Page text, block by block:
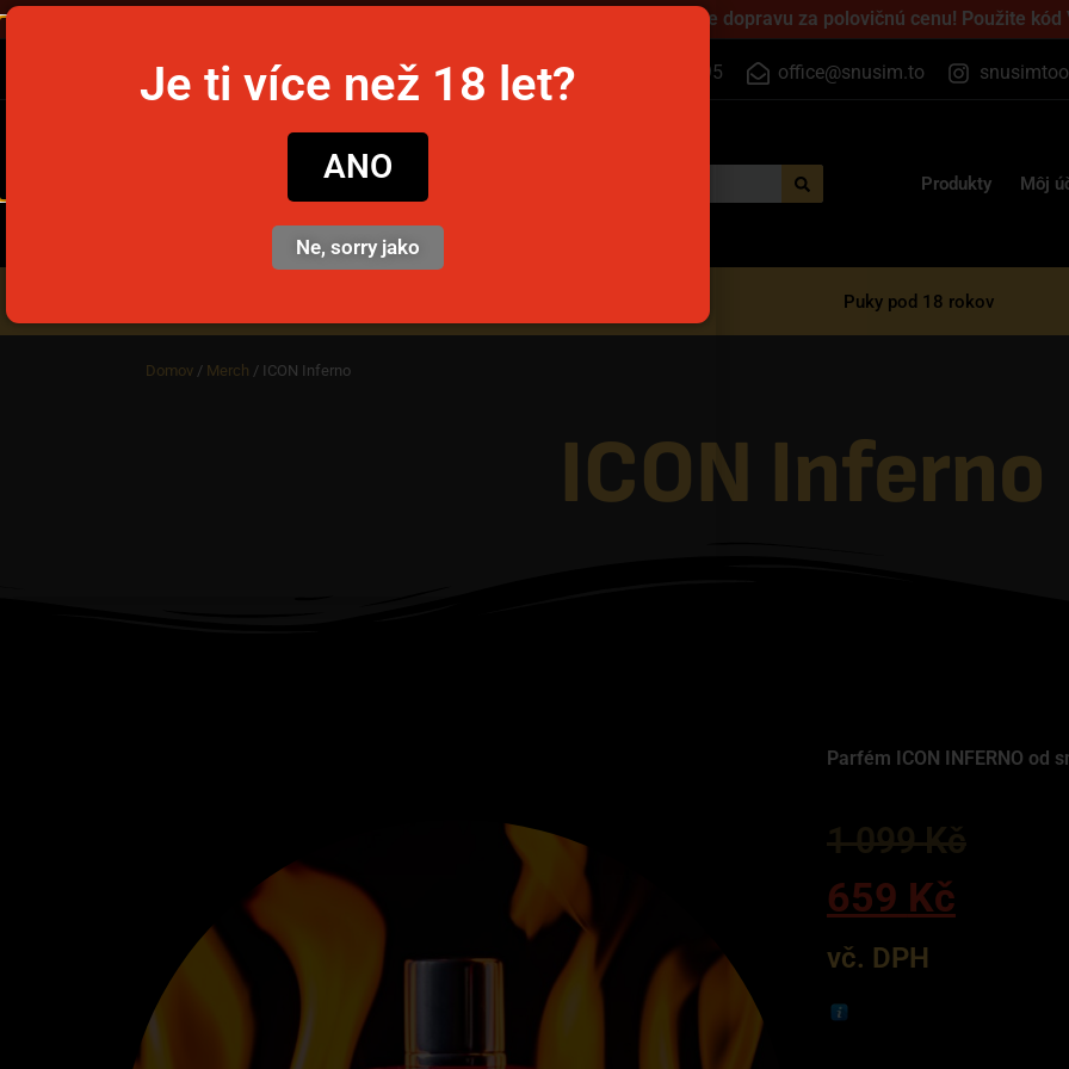
Objednajte cez víkend a získajte dopravu za polovičnú cenu! Použite kód
+420 733 525 395 office@snusim.to snusimtoo
snusim Produkty Môj
Puky pod 18 rokov
Domov / Merch / ICON Inferno
ICON Inferno
Parfém ICON INFERNO od
1 099Kč
659 Kč
vč. DPH
Je ti více než 18 let?
ANO
Ne, sorry jako